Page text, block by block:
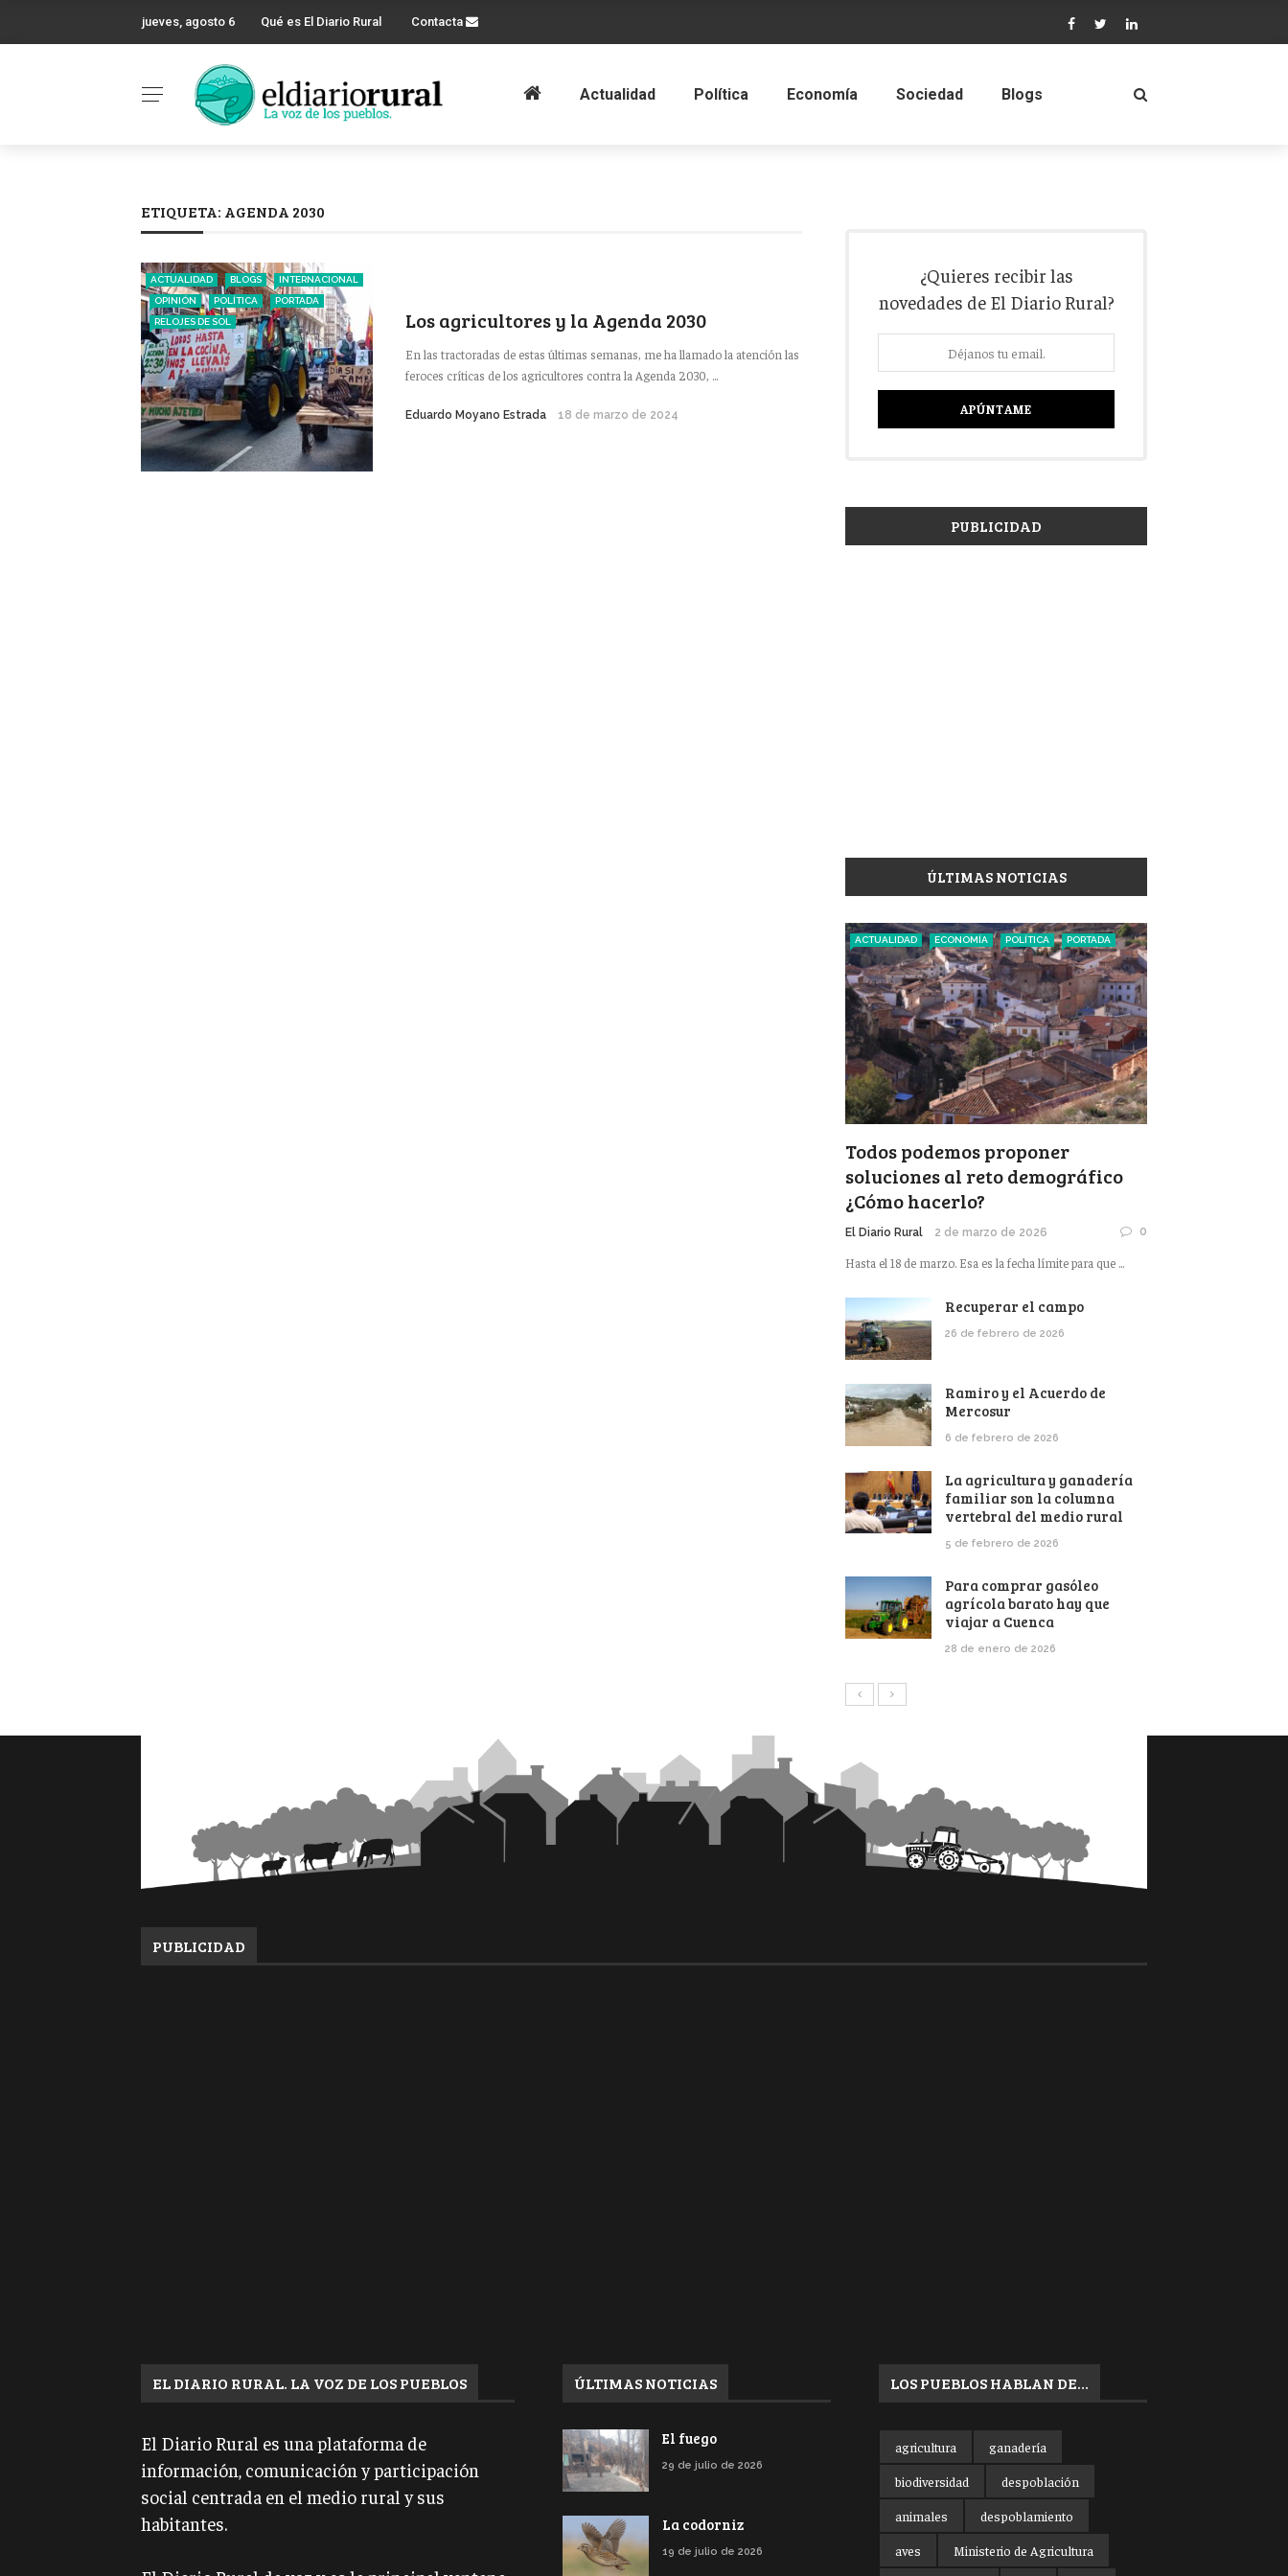
jueves, agosto 6 Qué es El Diario Rural Contacta
Actualidad Política Economía Sociedad Blogs
ETIQUETA: AGENDA 2030
ACTUALIDAD BLOGS
INTERNACIONAL
OPINIÓN
POLÍTICA
PORTADA
RELOJES DE SOL
Los agricultores y la Agenda 2030
En las tractoradas de estas últimas semanas, me ha llamado la atención las
feroces críticas de los agricultores contra la Agenda 2030, ...
Eduardo Moyano Estrada 18 de marzo de 2024
¿Quieres recibir las
novedades de El Diario Rural?
PUBLICIDAD
ÚLTIMAS NOTICIAS
ACTUALIDAD ECONOMÍA POLÍTICA PORTADA
Todos podemos proponer
soluciones al reto demográfico
¿Cómo hacerlo?
El Diario Rural 2 de marzo de 2026 0
Hasta el 18 de marzo. Esa es la fecha límite para que ...
Recuperar el campo
26 de febrero de 2026
Ramiro y el Acuerdo de
Mercosur
6 de febrero de 2026
La agricultura y ganadería
familiar son la columna
vertebral del medio rural
5 de febrero de 2026
Para comprar gasóleo
agrícola barato hay que
viajar a Cuenca
28 de enero de 2026
PUBLICIDAD
EL DIARIO RURAL. LA VOZ DE LOS PUEBLOS
El Diario Rural es una plataforma de
información, comunicación y participación
social centrada en el medio rural y sus
habitantes.
ÚLTIMAS NOTICIAS
El fuego
29 de julio de 2026
La codorniz
19 de julio de 2026
LOS PUEBLOS HABLAN DE…
agricultura
ganadería
biodiversidad
despoblación
animales
despoblamiento
aves
Ministerio de Agricultura